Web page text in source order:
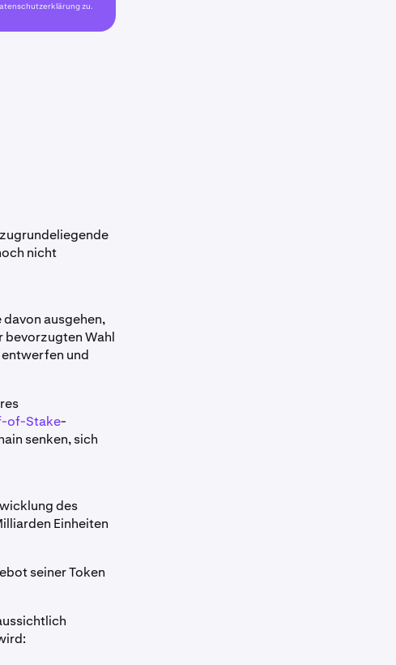
zu.
nicht
ausgehen,
bevorzugten Wahl
und
of-Stake-
senken, sich
des
Einheiten
seiner Token